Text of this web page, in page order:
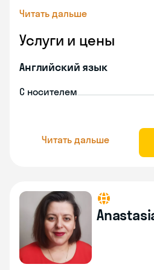
Читать дальше
Услуги и цены
Английский язык
С носителем
Читать дальше